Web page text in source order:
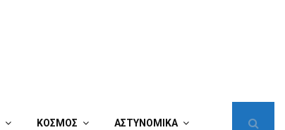
ΚΟΣΜΟΣ ΑΣΤΥΝΟΜΙΚΑ